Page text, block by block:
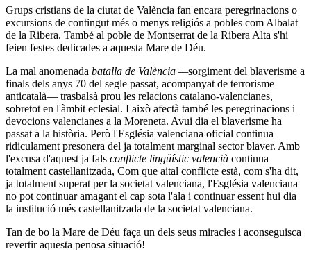
Grups cristians de la ciutat de València fan encara peregrinacions o
excursions de contingut més o menys religiós a pobles com Albalat
de la Ribera. També al poble de Montserrat de la Ribera Alta s'hi
feien festes dedicades a aquesta Mare de Déu.
La mal anomenada batalla de València —sorgiment del blaverisme a
finals dels anys 70 del segle passat, acompanyat de terrorisme
anticatalà— trasbalsà prou les relacions catalano-valencianes,
sobretot en l'àmbit eclesial. I això afectà també les peregrinacions i
devocions valencianes a la Moreneta. Avui dia el blaverisme ha
passat a la història. Però l'Església valenciana oficial continua
ridiculament presonera del ja totalment marginal sector blaver. Amb
l'excusa d'aquest ja fals conflicte lingüístic valencià continua
totalment castellanitzada, Com que aital conflicte està, com s'ha dit,
ja totalment superat per la societat valenciana, l'Església valenciana
no pot continuar amagant el cap sota l'ala i continuar essent hui dia
la institució més castellanitzada de la societat valenciana.
Tan de bo la Mare de Déu faça un dels seus miracles i aconseguisca
revertir aquesta penosa situació!